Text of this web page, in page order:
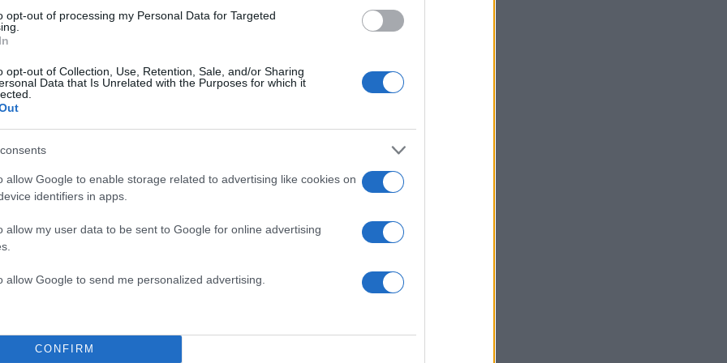
opt-out of processing my Personal Data for Targeted
opt-out of Collection, Use, Retention, Sale, and/or Sharing
Data that Is Unrelated with the Purposes for which it
allow Google to enable storage related to advertising like cookies on
identifiers in apps.
allow my user data to be sent to Google for online advertising
allow Google to send me personalized advertising.
CONFIRM